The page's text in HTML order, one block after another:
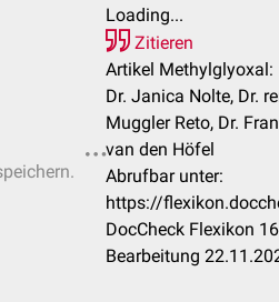
Loading...
Zitieren
Artikel Methylglyoxal:
Dr. Janica Nolte, Dr.
Muggler Reto, Dr.
van den Höfel
Abrufbar unter:
https://
DocCheck Flexikon
Bearbeitung